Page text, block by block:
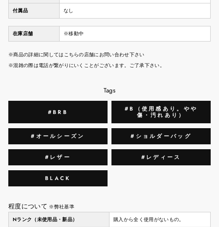
付属品 なし
在庫店舗 ※移動中
※商品の詳細に関してはこちらの店舗にお問い合わせ下さい
※混雑の際は電話が繋がりにいくことがございます。ご了承下さい。
Tags
#BRB
#B（使用感あり。やや
傷・汚れあり）
#オールシーズン #ショルダーバッグ
#レザー #レディース
BLACK
程度について ※弊社基準
Nランク（未使用品・新品）
購入から全く使用がないもの。